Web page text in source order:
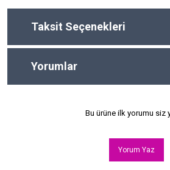
Taksit Seçenekleri
Yorumlar
Bu ürüne ilk yorumu siz
Yorum Yaz